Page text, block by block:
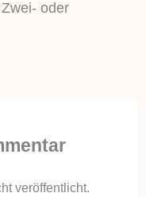
oder
veröffentlicht.